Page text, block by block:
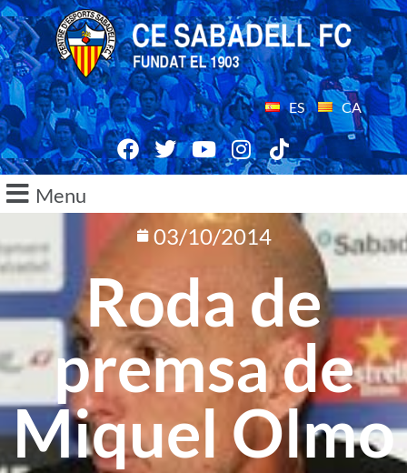
ES CA
Menu
03/10/2014
Roda de
premsa de
Miquel Olmo